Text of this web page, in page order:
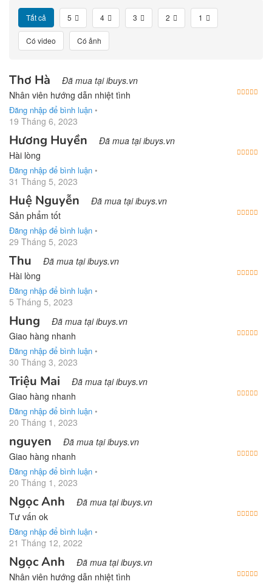
Tất cả 5 4 3 2 1
Có video Có ảnh
Thơ Hà Đã mua tại ibuys.vn
Nhân viên hướng dẫn nhiệt tình
Đăng nhập để bình luận •
19 Tháng 6, 2023
Hương Huyền Đã mua tại ibuys.vn
Hài lòng
Đăng nhập để bình luận •
31 Tháng 5, 2023
Huệ Nguyễn Đã mua tại ibuys.vn
Sản phẩm tốt
Đăng nhập để bình luận •
29 Tháng 5, 2023
Thu Đã mua tại ibuys.vn
Hài lòng
Đăng nhập để bình luận •
5 Tháng 5, 2023
Hung Đã mua tại ibuys.vn
Giao hàng nhanh
Đăng nhập để bình luận •
30 Tháng 3, 2023
Triệu Mai Đã mua tại ibuys.vn
Giao hàng nhanh
Đăng nhập để bình luận •
20 Tháng 1, 2023
nguyen Đã mua tại ibuys.vn
Giao hàng nhanh
Đăng nhập để bình luận •
20 Tháng 1, 2023
Ngọc Anh Đã mua tại ibuys.vn
Tư vấn ok
Đăng nhập để bình luận •
21 Tháng 12, 2022
Ngọc Anh Đã mua tại ibuys.vn
Nhân viên hướng dẫn nhiệt tình